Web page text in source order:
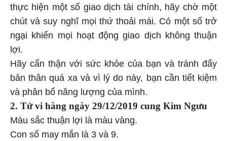
thực hiện một số giao dịch tài chính, hãy chờ một
chút và suy nghĩ mọi thứ thoải mái. Có một số trở
ngại khiến mọi hoạt động giao dịch không thuận
lợi.
Hãy cẩn thận với sức khỏe của bạn và tránh đẩy
bản thân quá xa và vì lý do này, bạn cần tiết kiệm
và phân bổ năng lượng của mình.
2. Tử vi hàng ngày 29/12/2019 cung Kim Ngưu
Màu sắc thuận lợi là màu vàng.
Con số may mắn là 3 và 9.